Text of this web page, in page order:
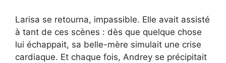
Larisa se retourna, impassible. Elle avait assisté
à tant de ces scènes : dès que quelque chose
lui échappait, sa belle-mère simulait une crise
cardiaque. Et chaque fois, Andrey se précipitait